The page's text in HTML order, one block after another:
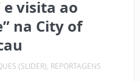
e visita ao
na City of
(SLIDER) REPORTAGENS